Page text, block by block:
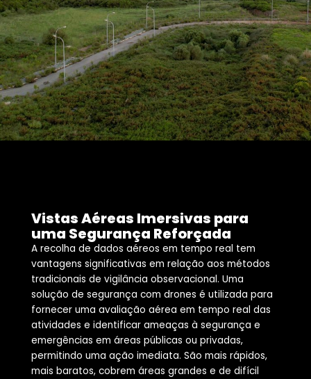
Vistas Aéreas Imersivas para
uma Segurança Reforçada
A recolha de dados aéreos em tempo real tem
vantagens significativas em relação aos métodos
tradicionais de vigilância observacional. Uma
solução de segurança com drones é utilizada para
fornecer uma avaliação aérea em tempo real das
atividades e identificar ameaças à segurança e
emergências em áreas públicas ou privadas,
permitindo uma ação imediata. São mais rápidos,
mais baratos, cobrem áreas grandes e de difícil